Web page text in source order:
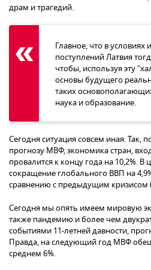
драм и трагедий.
Главное, что в
поступлений Латвия
чтобы, используя эту
основы будущего
таких
наука и образование.
Сегодня ситуация совсем иная. Так,
прогнозу МВФ, экономика стран,
провалится к концу года на 10,2%. В
сокращение глобального ВВП на
сравнению с предыдущим кризисом
Сегодня мы опять имеем мировую
также пандемию и более чем
событиями 11-летней давности,
Правда, на следующий год МВФ
среднем 6%.